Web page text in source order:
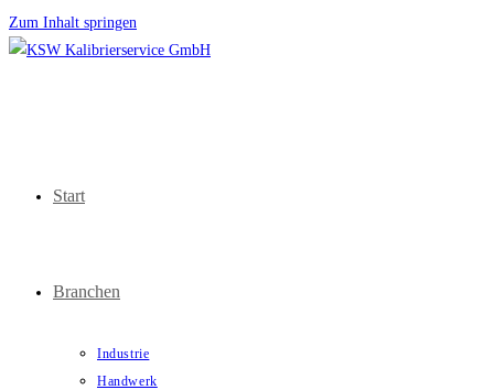
Zum Inhalt springen
Start
Branchen
Industrie
Handwerk